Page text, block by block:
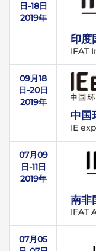
日-18日
2019年
印度
IFAT
09月18
日-20日
2019年
中国
IE
07月09
日-11日
2019年
南非
IFAT
07月05